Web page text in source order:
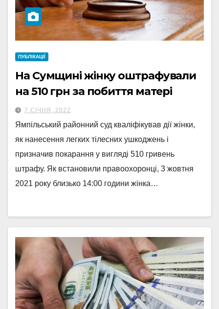
ПУБЛІКАЦІЇ
На Сумщині жінку оштрафували
на 510 грн за побиття матері
7 СІЧНЯ, 2022
Ямпільський районний суд кваліфікував дії жінки,
як нанесення легких тілесних ушкоджень і
призначив покарання у вигляді 510 гривень
штрафу. Як встановили правоохоронці, 3 жовтня
2021 року близько 14:00 години жінка…